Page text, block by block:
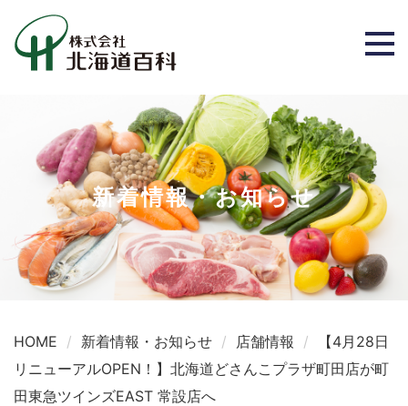
新着情報・お知らせ
HOME 新着情報・お知らせ 店舗情報
【4月28日
リニューアルOPEN！】北海道どさんこプラザ町田店が町
田東急ツインズEAST 常設店へ